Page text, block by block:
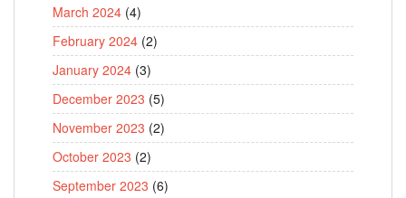
March 2024 (4)
February 2024 (2)
January 2024 (3)
December 2023 (5)
November 2023 (2)
October 2023 (2)
September 2023 (6)